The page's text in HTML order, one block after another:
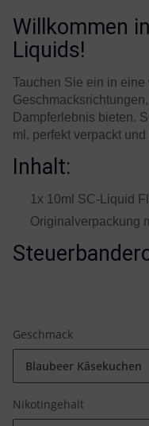
Willkommen
Liquids!
Tauchen Sie ein in
Dampferlebnis bieten.
ml, perfekt verpackt
Inhalt:
1x 10ml SC-Liquid
Originalverpackung
Geschmack
Blaubeer Käsekuchen
Nikotingehalt